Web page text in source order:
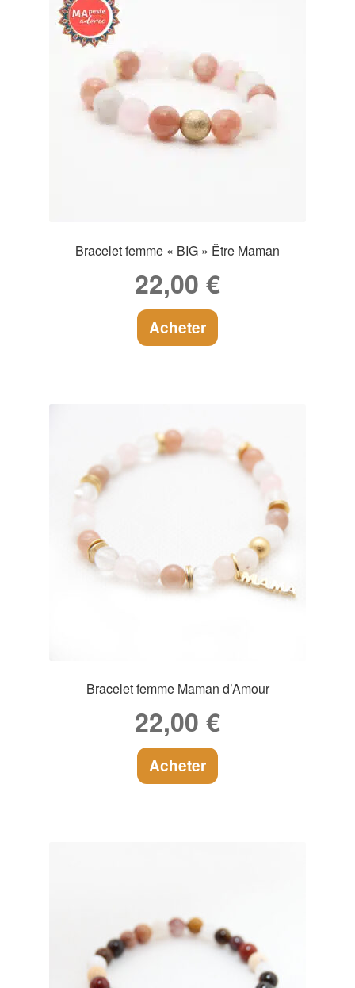
Bracelet femme « BIG » Être Maman
22,00 €
Acheter
Bracelet femme Maman d’Amour
22,00 €
Acheter